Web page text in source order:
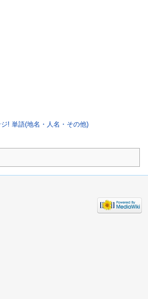
! 単語(地名・人名・その他)